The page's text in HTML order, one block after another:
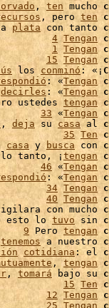
, ten mucho
, pero ten
plata con tanto
4 Tengan
1 Tengan
15 Tengan
los conminó: «¡
: «Tengan
decirles : «Tengan
ustedes tengan
33 «Tengan
, deja su casa al
35 Ten
casa y busca con
tanto, ¡tengan
46 «Tengan
: «Tengan
34 Tengan
40 Tengan
con mucho
esto lo tuvo sin
9 Pero tengan
tenemos a nuestro
cotidiana: el
, tengan
, tomará bajo su
15 Ten
12 Tengan
25 Tengan